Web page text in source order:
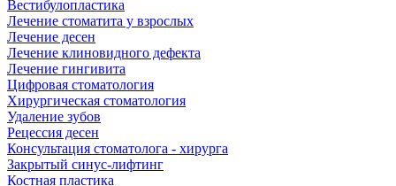
Вестибулопластика
Лечение стоматита у взрослых
Лечение десен
Лечение клиновидного дефекта
Лечение гингивита
Цифровая стоматология
Хирургическая стоматология
Удаление зубов
Рецессия десен
Консультация стоматолога - хирурга
Закрытый синус-лифтинг
Костная пластика